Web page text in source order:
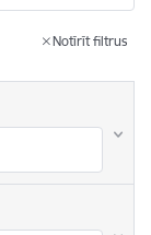
Notīrīt filtrus